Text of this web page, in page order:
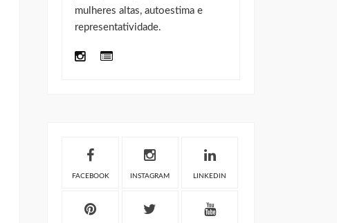
mulheres altas, autoestima e
representatividade.
FACEBOOK INSTAGRAM LINKEDIN